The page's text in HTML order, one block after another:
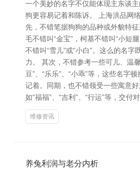
一个美妙的名字不仅能体现主东谈
狗更容易记着和陈诉。 上海洪品网
先，不错笔据狗狗的品种或外貌特
毛不错叫“金宝”，柯基不错叫“小短
不错叫“雪儿”或“小白”。这么的名字
力。 其次，不错参考一些可儿、温
豆”、“乐乐”、“小乖”等，这些名字
记着。同期，也不错领受一些寓意好
如“福福”、“吉利”、“行运”等，交付
维修资讯
养兔利润与老分内析